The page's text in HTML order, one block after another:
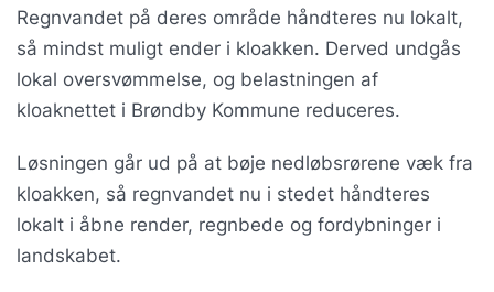
Regnvandet på deres område håndteres nu lokalt,
så mindst muligt ender i kloakken. Derved undgås
lokal oversvømmelse, og belastningen af
kloaknettet i Brøndby Kommune reduceres.
Løsningen går ud på at bøje nedløbsrørene væk fra
kloakken, så regnvandet nu i stedet håndteres
lokalt i åbne render, regnbede og fordybninger i
landskabet.